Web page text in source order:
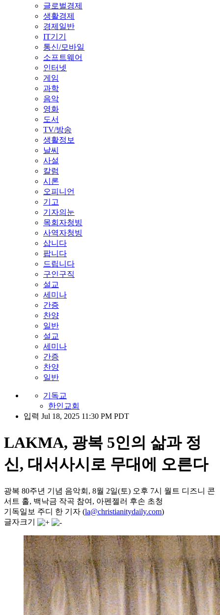
글로벌경제
생활경제
경제일반
IT기기
통신/모바일
소프트웨어
인터넷
게임
과학
음악
영화
도서
TV/방송
생활정보
날씨
사설
칼럼
시론
오피니언
기고
기자의눈
목회자청빙
사역자청빙
삽니다
팝니다
드립니다
구인구직
설교
세미나
간증
찬양
일반
설교
세미나
간증
찬양
일반
기독교
한인교회
입력 Jul 18, 2025 11:30 PM PDT
LAKMA, 광복 5인의 삶과 정
신, 대서사시로 무대에 오른다
광복 80주년 기념 음악회, 8월 2일(토) 오후 7시 월트 디즈니 콘
서트 홀, 백낙금 작곡 참여, 아펜젤러 후손 초청
기독일보 주디 한 기자 (la@christianitydaily.com)
글자크기